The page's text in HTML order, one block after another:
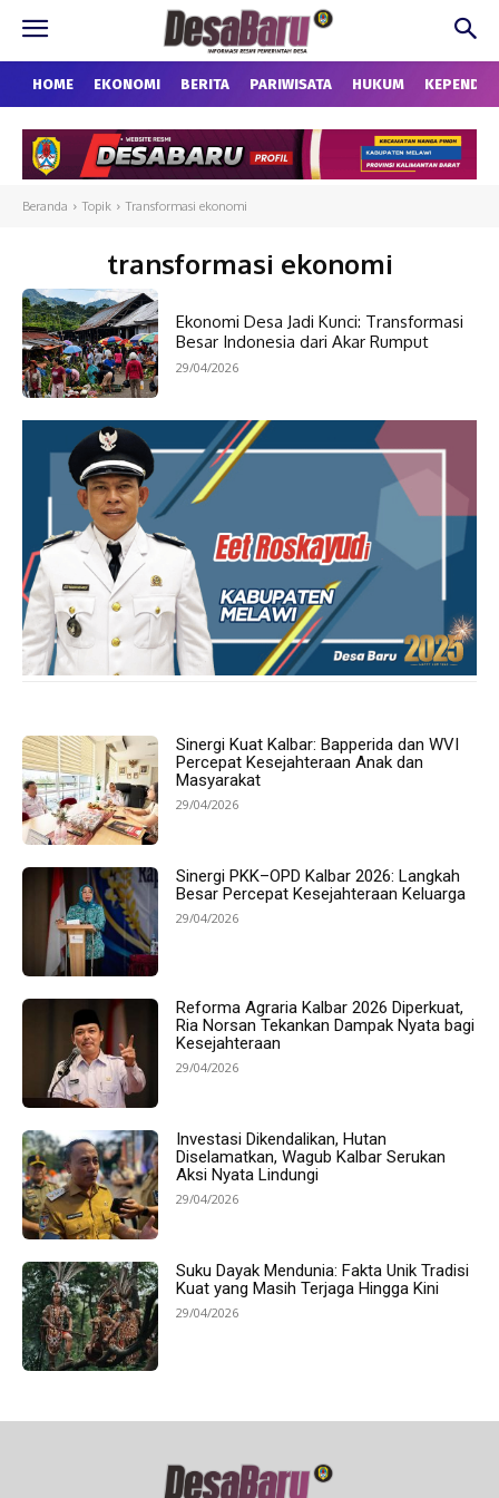
HOME EKONOMI BERITA PARIWISATA HUKUM
Beranda Topik Transformasi ekonomi
transformasi ekonomi
Ekonomi Desa Jadi Kunci: Transformasi
Besar Indonesia dari Akar Rumput
29/04/2026
Sinergi Kuat Kalbar: Bapperida dan WVI
Percepat Kesejahteraan Anak dan
Masyarakat
29/04/2026
Sinergi PKK–OPD Kalbar 2026: Langkah
Besar Percepat Kesejahteraan Keluarga
29/04/2026
Reforma Agraria Kalbar 2026 Diperkuat,
Ria Norsan Tekankan Dampak Nyata bagi
Kesejahteraan
29/04/2026
Investasi Dikendalikan, Hutan
Diselamatkan, Wagub Kalbar Serukan
Aksi Nyata Lindungi
29/04/2026
Suku Dayak Mendunia: Fakta Unik Tradisi
Kuat yang Masih Terjaga Hingga Kini
29/04/2026